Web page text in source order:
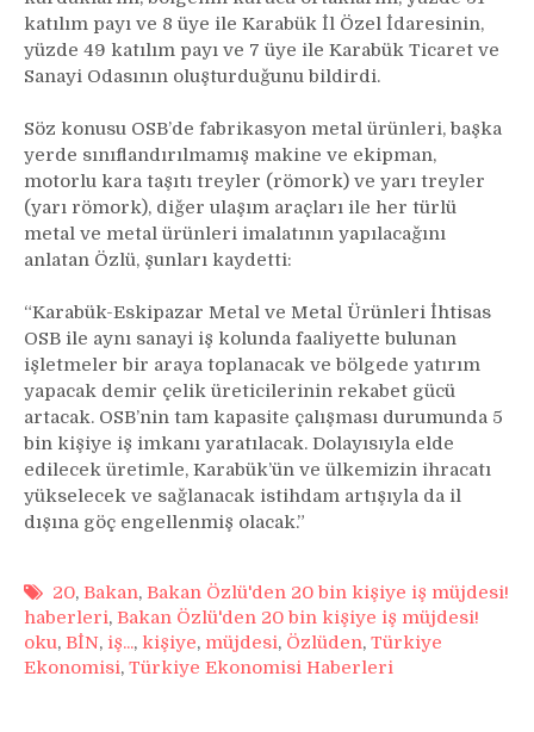
katılım payı ve 8 üye ile Karabük İl Özel İdaresinin,
yüzde 49 katılım payı ve 7 üye ile Karabük Ticaret ve
Sanayi Odasının oluşturduğunu bildirdi.
Söz konusu OSB’de fabrikasyon metal ürünleri, başka
yerde sınıflandırılmamış makine ve ekipman,
motorlu kara taşıtı treyler (römork) ve yarı treyler
(yarı römork), diğer ulaşım araçları ile her türlü
metal ve metal ürünleri imalatının yapılacağını
anlatan Özlü, şunları kaydetti:
“Karabük-Eskipazar Metal ve Metal Ürünleri İhtisas
OSB ile aynı sanayi iş kolunda faaliyette bulunan
işletmeler bir araya toplanacak ve bölgede yatırım
yapacak demir çelik üreticilerinin rekabet gücü
artacak. OSB’nin tam kapasite çalışması durumunda 5
bin kişiye iş imkanı yaratılacak. Dolayısıyla elde
edilecek üretimle, Karabük’ün ve ülkemizin ihracatı
yükselecek ve sağlanacak istihdam artışıyla da il
dışına göç engellenmiş olacak.”
20, Bakan, Bakan Özlü'den 20 bin kişiye iş müjdesi!
haberleri, Bakan Özlü'den 20 bin kişiye iş müjdesi!
oku, BİN, iş..., kişiye, müjdesi, Özlüden, Türkiye
Ekonomisi, Türkiye Ekonomisi Haberleri